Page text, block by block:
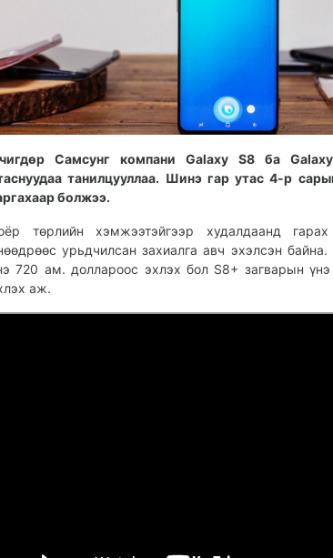
Самсунг компани Galaxy S8 ба
танилцууллаа. Шинэ гар утас 4-р
болжээ.
төрлийн хэмжээтэйгээр худалдаанд гарах
урьдчилсан захиалга авч эхэлсэн
720 ам. доллароос эхлэх бол S8+ загварын
аж.